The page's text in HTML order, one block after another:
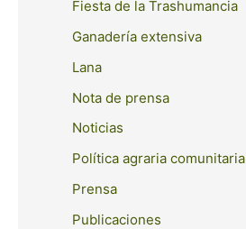
r
:
Fiesta de la Trashumancia
Ganadería extensiva
Lana
Nota de prensa
Noticias
Política agraria comunitaria
Prensa
Publicaciones